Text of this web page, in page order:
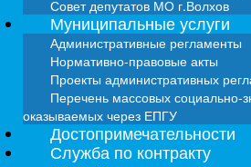
Совет депутатов МО г.Волхов
Муниципальные услуги
Административные регламенты
Нормативно-правовые акты
Проекты административных
Перечень массовых социально-
оказываемых через ЕПГУ
Достопримечательности
Служба по контракту